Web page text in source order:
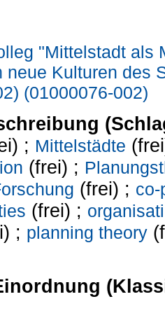
"Mittelstadt als
neue Kulturen des
(01000076-002)
; Mittelstädte
(frei) ;
(frei) ; co-
(frei) ;
; planning theory